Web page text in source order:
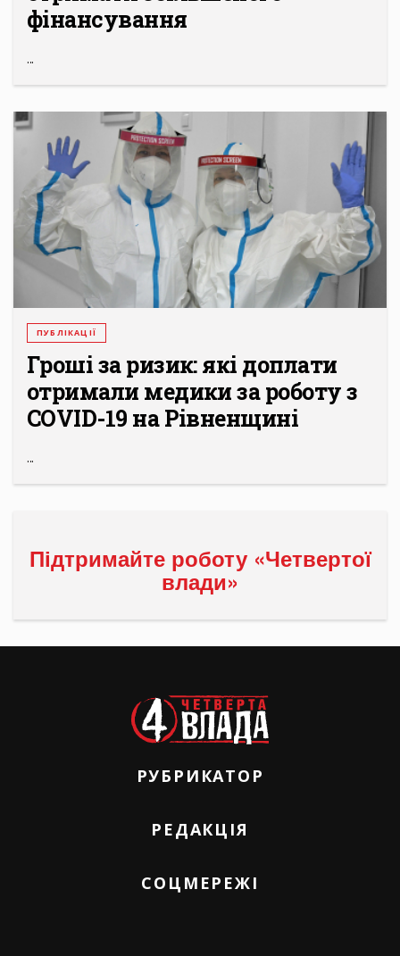
фінансування
...
ПУБЛІКАЦІЇ
Гроші за ризик: які доплати
отримали медики за роботу з
COVID-19 на Рівненщині
...
Підтримайте роботу «Четвертої
влади»
РУБРИКАТОР
РЕДАКЦІЯ
СОЦМЕРЕЖІ